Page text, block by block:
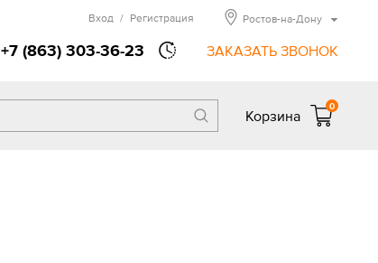
+7 (863) 303-36-23 ЗАКАЗАТЬ ЗВОНОК
Вход / Регистрация Ростов-на-Дону
Корзина
0